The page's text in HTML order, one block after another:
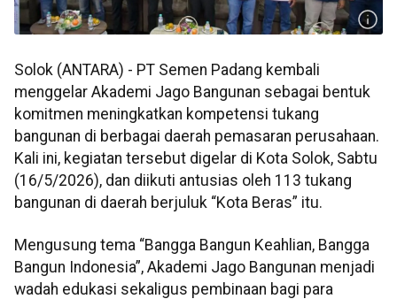
Solok (ANTARA) - PT Semen Padang kembali
menggelar Akademi Jago Bangunan sebagai bentuk
komitmen meningkatkan kompetensi tukang
bangunan di berbagai daerah pemasaran perusahaan.
Kali ini, kegiatan tersebut digelar di Kota Solok, Sabtu
(16/5/2026), dan diikuti antusias oleh 113 tukang
bangunan di daerah berjuluk “Kota Beras” itu.
Mengusung tema “Bangga Bangun Keahlian, Bangga
Bangun Indonesia”, Akademi Jago Bangunan menjadi
wadah edukasi sekaligus pembinaan bagi para